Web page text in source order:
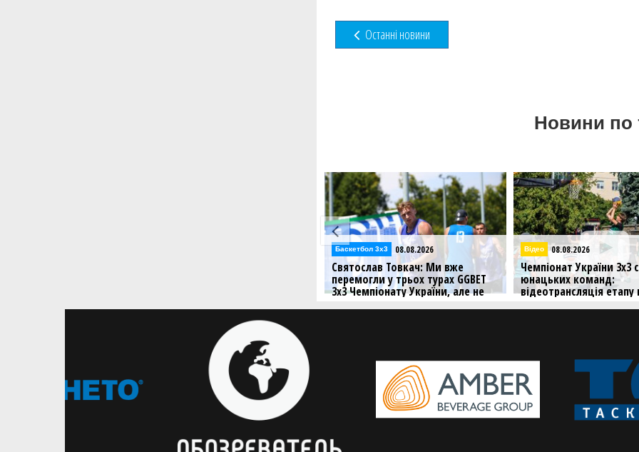
Останні новини
Новини по
Досвідчений баскетболіст
поділився очікуваннями від
четвертого етапу турніру
Баскетбол 3х3 08.08.2026
Святослав Товкач: Ми вже
перемогли у трьох турах GGBET
3х3 Чемпіонату України, але не
Відео 08.08.2026
Чемпіонат України 3х3
юнацьких команд:
відеотрансляція етапу